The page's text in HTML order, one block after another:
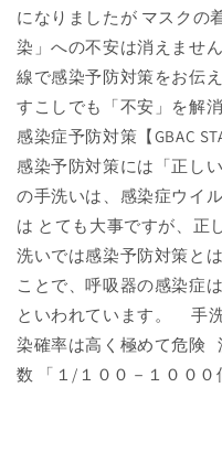
になりましたが マスクの
染」への不安は消えませ
線で感染予防対策をお伝
すこしでも「不安」を解
感染症予防対策【GBAC
感染予防対策には「正し
の手洗いは、感染症ウイ
は とても大事ですが、正
洗いでは感染予防対策と
ことで、呼吸器の感染症
といわれています。 手
染確率は高く極めて危険
数 「１/１００－１００